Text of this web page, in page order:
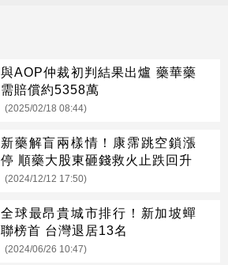
與AOP仲裁初判結果出爐 藥華藥
需賠償約5358萬
(2025/02/18 08:44)
新藥解盲兩樣情！康霈跳空鎖漲
停 順藥大股東砸錢救火止跌回升
(2024/12/12 17:50)
全球最昂貴城市排行！新加坡蟬
聯榜首 台灣退居13名
(2024/06/26 10:47)